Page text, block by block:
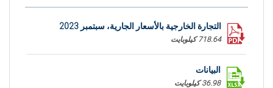
التجارة الخارجية بالأسعار الجارية، سبتمبر 2023
718.64 كيلوبايت
البيانات
36.98 كيلوبايت